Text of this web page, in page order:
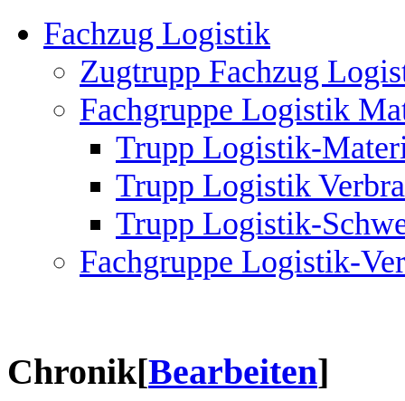
Fachzug Logistik
Zugtrupp Fachzug
Fachgruppe Logistik
Trupp Logistik-
Trupp Logistik
Trupp Logistik-
Fachgruppe Logistik-
Chronik[Bearbeiten]